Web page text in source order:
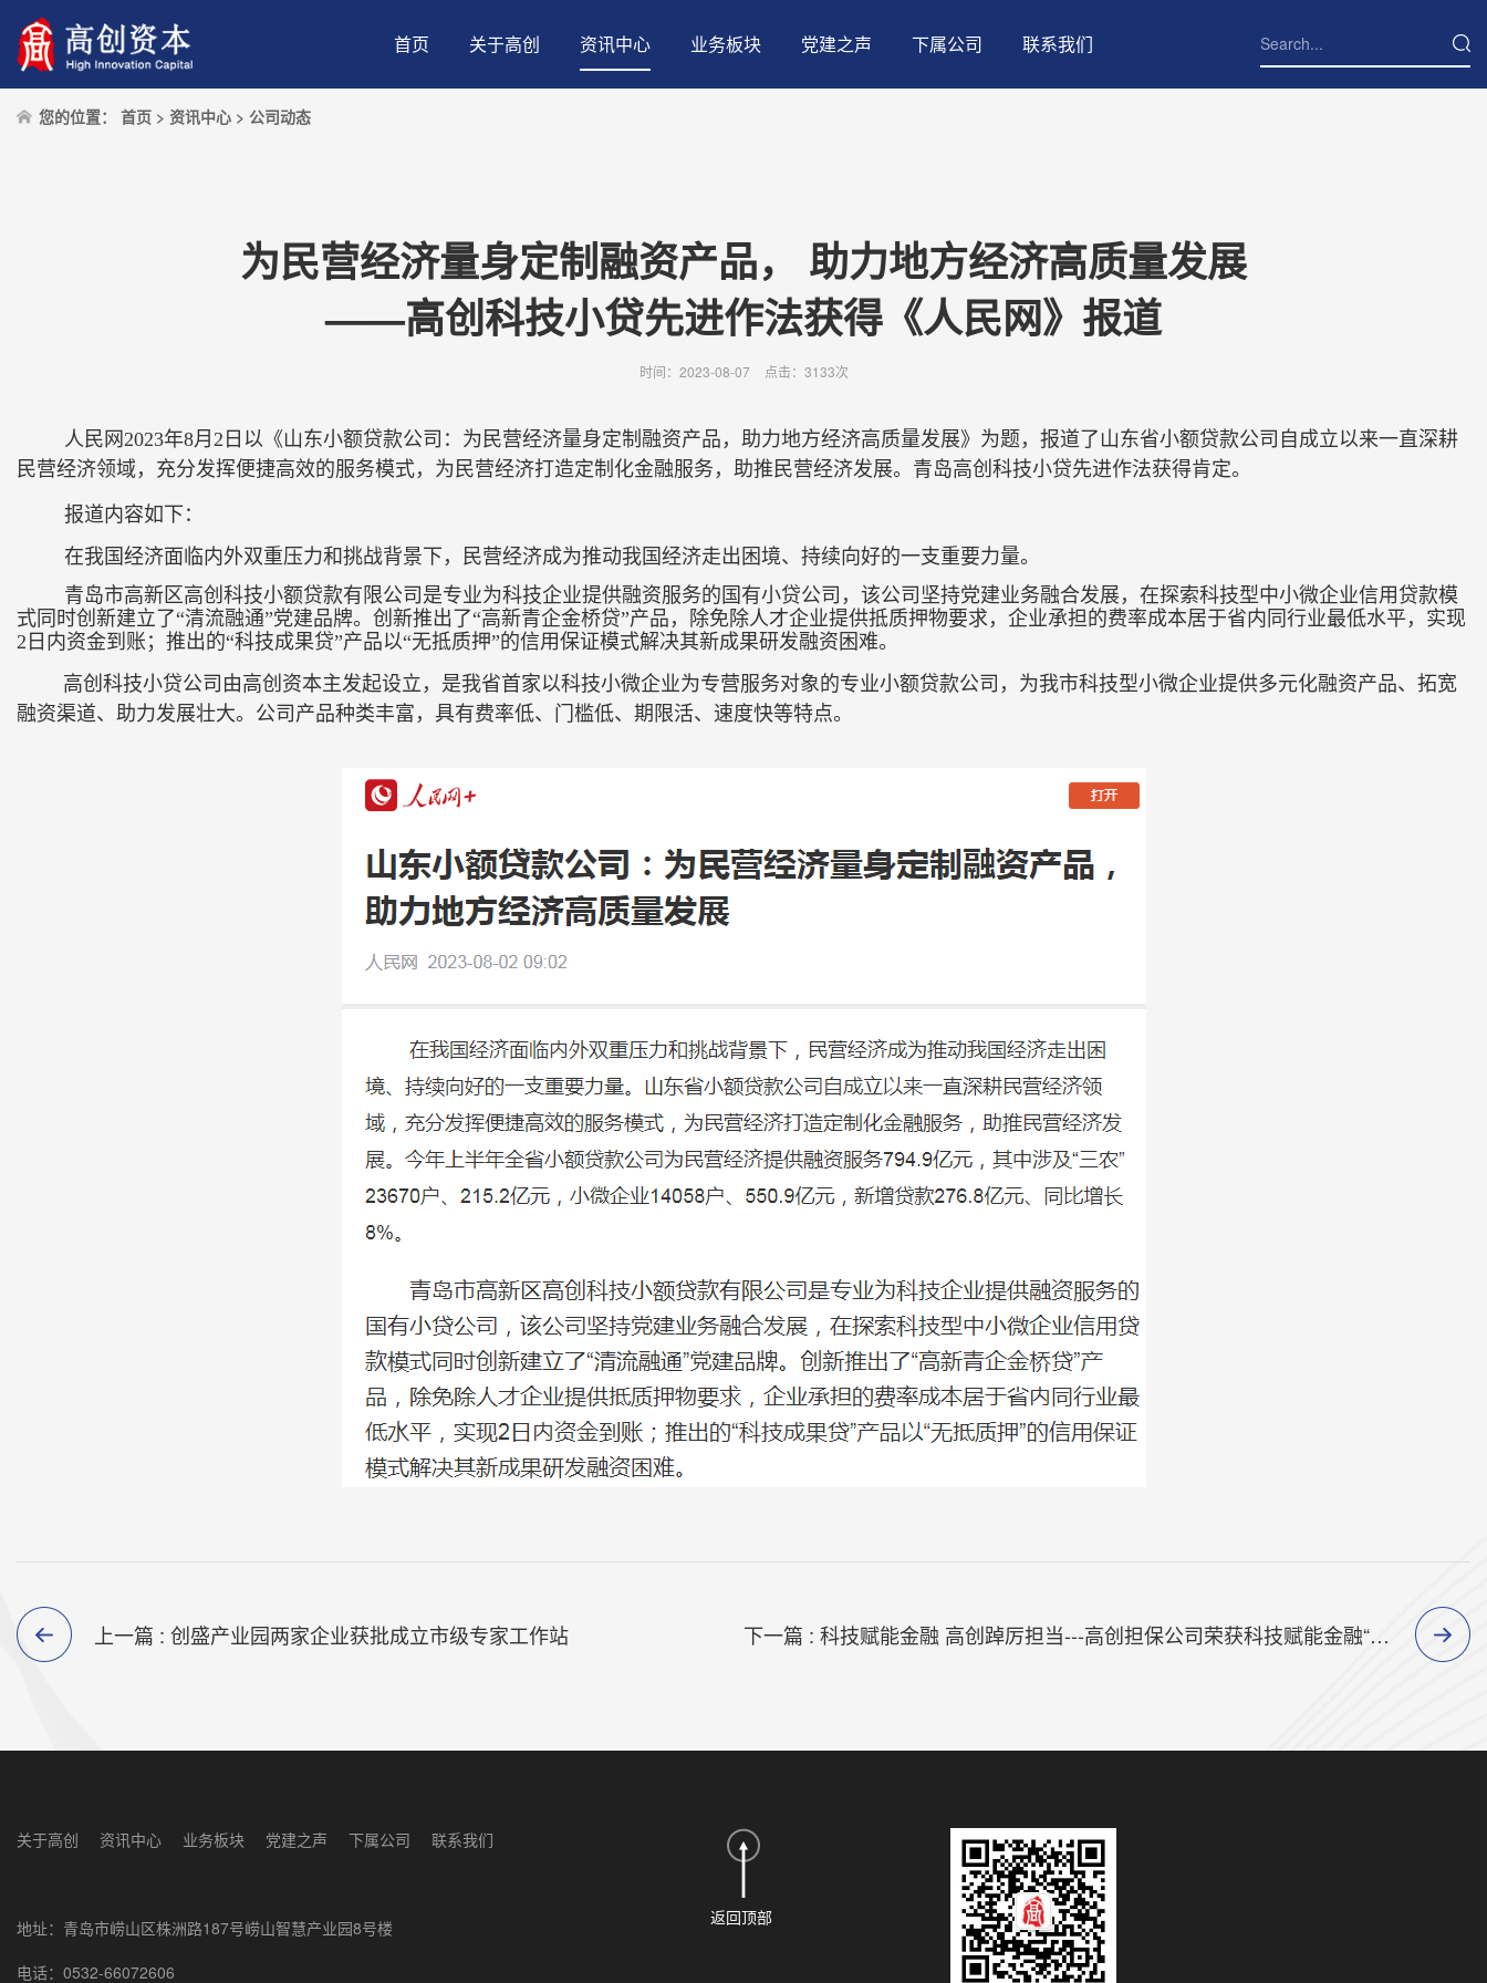
首页 关于高创 资讯中心 业务板块 党建之声 下属公司 联系我们
您的位置： 首页 > 资讯中心 > 公司动态
为民营经济量身定制融资产品， 助力地方经济高质量发展
——高创科技小贷先进作法获得《人民网》报道
时间：2023-08-07 点击： 3133次
人民网2023年8月2日以《山东小额贷款公司：为民营经济量身定制融资产品，助力地方经济高质量发展》为题，报道了山东省小额贷款公司自成立以来一直深耕
民营经济领域，充分发挥便捷高效的服务模式，为民营经济打造定制化金融服务，助推民营经济发展。青岛高创科技小贷先进作法获得肯定。
报道内容如下：
在我国经济面临内外双重压力和挑战背景下，民营经济成为推动我国经济走出困境、持续向好的一支重要力量。
青岛市高新区高创科技小额贷款有限公司是专业为科技企业提供融资服务的国有小贷公司，该公司坚持党建业务融合发展，在探索科技型中小微企业信用贷款模
式同时创新建立了“清流融通”党建品牌。创新推出了“高新青企金桥贷”产品，除免除人才企业提供抵质押物要求，企业承担的费率成本居于省内同行业最低水平，实现
2日内资金到账；推出的“科技成果贷”产品以“无抵质押”的信用保证模式解决其新成果研发融资困难。
高创科技小贷公司由高创资本主发起设立，是我省首家以科技小微企业为专营服务对象的专业小额贷款公司，为我市科技型小微企业提供多元化融资产品、拓宽
融资渠道、助力发展壮大。公司产品种类丰富，具有费率低、门槛低、期限活、速度快等特点。
上一篇 : 创盛产业园两家企业获批成立市级专家工作站 下一篇 : 科技赋能金融 高创踔厉担当---高创担保公司荣获科技赋能金融“突出贡献奖”
关于高创 资讯中心 业务板块 党建之声 下属公司 联系我们
地址：青岛市崂山区株洲路187号崂山智慧产业园8号楼
电话：0532-66072606
返回顶部